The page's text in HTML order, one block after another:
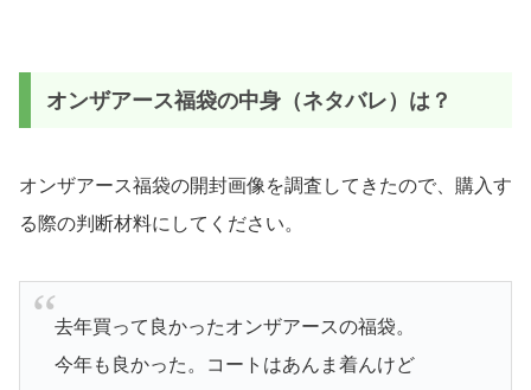
オンザアース福袋の中身（ネタバレ）は？
オンザアース福袋の開封画像を調査してきたので、購入す
る際の判断材料にしてください。
去年買って良かったオンザアースの福袋。
今年も良かった。コートはあんま着んけど